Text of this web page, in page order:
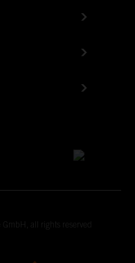
all rights reserved